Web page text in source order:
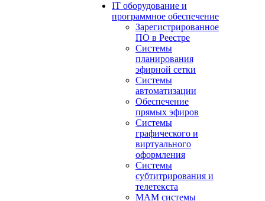
IT оборудование и
программное обеспечение
Зарегистрированное
ПО в Реестре
Системы
планирования
эфирной сетки
Системы
автоматизации
Обеспечение
прямых эфиров
Системы
графического и
виртуального
оформления
Системы
субтитрирования и
телетекста
MAM системы